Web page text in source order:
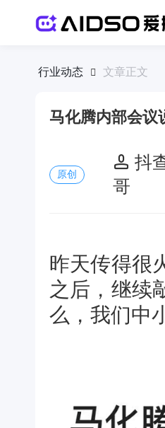
行业动态 文章正文
马化腾内部会议
原创
抖
哥
昨天传得很
之后，继续
么，我们中